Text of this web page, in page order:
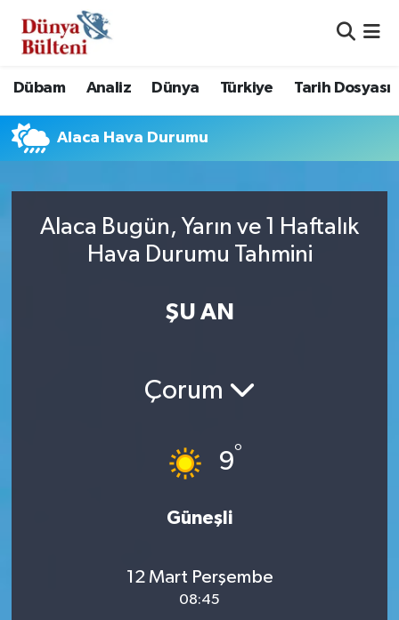
Dübam Analiz Dünya Türkiye Tarih Dosyası
Alaca Hava Durumu
Alaca Bugün, Yarın ve 1 Haftalık
Hava Durumu Tahmini
ŞU AN
Çorum
9°
Güneşli
12 Mart Perşembe
08:45
Hava Durumu
Namaz Vakitleri
Süper Lig Puan Durumu ve Fikstür